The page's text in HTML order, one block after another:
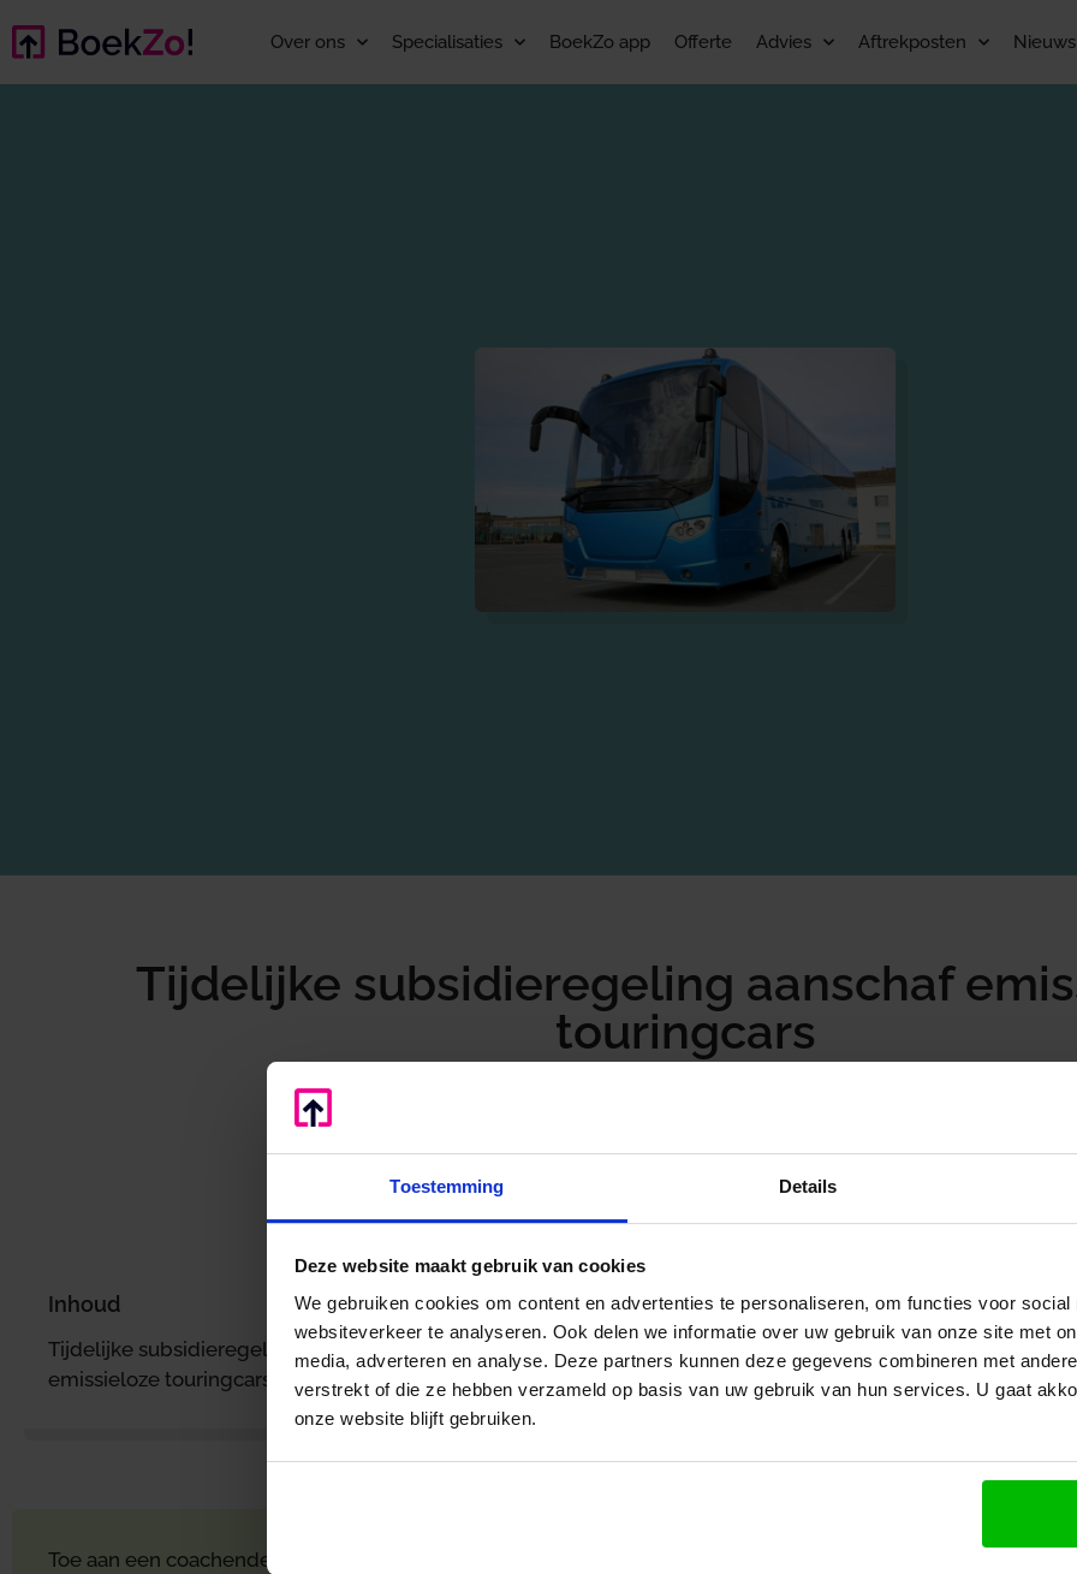
Toestemming Details
Deze website maakt gebruik van cookies
We gebruiken cookies om content en advertenties te personaliseren, om functies voor social
websiteverkeer te analyseren. Ook delen we informatie over uw gebruik van onze site met
media, adverteren en analyse. Deze partners kunnen deze gegevens combineren met
verstrekt of die ze hebben verzameld op basis van uw gebruik van hun services. U gaat
onze website blijft gebruiken.
Over ons Specialisaties BoekZo app Offerte Advies Aftrekposten Nieuws
Tijdelijke subsidieregeling aanschaf
touringcars
Inhoud
Tijdelijke subsidieregeling aanschaf
emissieloze touringcars
Toe aan een coachende accountant?
De subsidieregeling aanschaf emissieloze touringcars
nieuwe emissieloze touringcars van voertuigcategorie m3
regeling heeft als doelen het versnellen van de transitie
touringcarvervoer en het stimuleren van de bouw van
Subsidiabel zijn de meerkosten voor de aanschaf van een
opzichte van de kosten van aanschaf van een
grootteklasse van de onderneming en varieert van 30